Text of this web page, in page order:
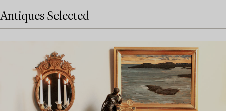
Antiques Selected